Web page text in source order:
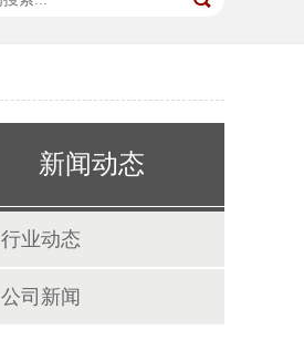
新闻动态
行业动态
公司新闻